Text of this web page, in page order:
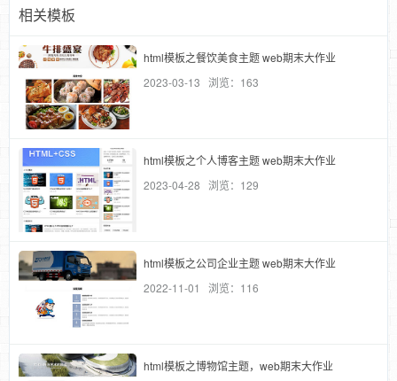
相关模板
html模板之餐饮美食主题 web期末大作业
2023-03-13 浏览：163
html模板之个人博客主题 web期末大作业
2023-04-28 浏览：129
html模板之公司企业主题 web期末大作业
2022-11-01 浏览：116
html模板之博物馆主题，web期末大作业